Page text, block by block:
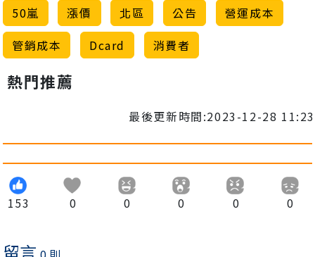
50嵐 漲價 北區 公告
營運成本
管銷成本
Dcard 消費者
熱門推薦
最後更新時間:2023-12-28 11:23
153 0 0 0 0 0